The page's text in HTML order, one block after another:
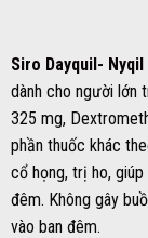
Siro Dayquil-
dành cho người lớn
325 mg,
phần thuốc khác
cổ họng, trị ho,
đêm. Không gây
vào ban đêm.